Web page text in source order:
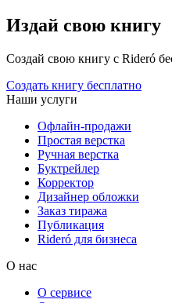
Издай свою книгу
Создай свою книгу с Rideró
Создать книгу бесплатно
Наши услуги
Офлайн-продажи
Простая верстка
Ручная верстка
Буктрейлер
Корректор
Дизайнер обложки
Заказ тиража
Публикация
Rideró для бизнеса
О нас
О сервисе